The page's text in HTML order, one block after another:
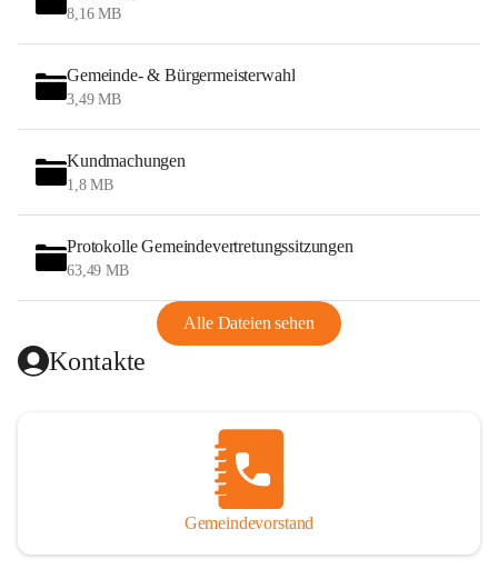
8,16 MB
Gemeinde- & Bürgermeisterwahl
3,49 MB
Kundmachungen
1,8 MB
Protokolle Gemeindevertretungssitzungen
63,49 MB
Alle Dateien sehen
Kontakte
Gemeindevorstand